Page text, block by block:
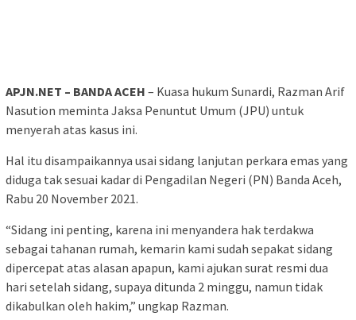
APJN.NET – BANDA ACEH – Kuasa hukum Sunardi, Razman Arif
Nasution meminta Jaksa Penuntut Umum (JPU) untuk
menyerah atas kasus ini.
Hal itu disampaikannya usai sidang lanjutan perkara emas yang
diduga tak sesuai kadar di Pengadilan Negeri (PN) Banda Aceh,
Rabu 20 November 2021.
“Sidang ini penting, karena ini menyandera hak terdakwa
sebagai tahanan rumah, kemarin kami sudah sepakat sidang
dipercepat atas alasan apapun, kami ajukan surat resmi dua
hari setelah sidang, supaya ditunda 2 minggu, namun tidak
dikabulkan oleh hakim,” ungkap Razman.